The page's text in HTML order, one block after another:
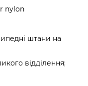
nylon
штани на
відділення;